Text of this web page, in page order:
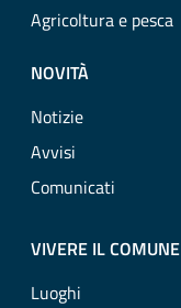
Agricoltura e pesca
NOVITÀ
Notizie
Avvisi
Comunicati
VIVERE IL COMUNE
Luoghi